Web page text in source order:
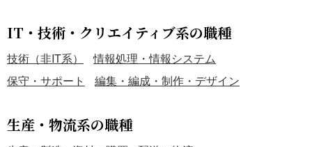
IT・技術・クリエイティブ系の職種
技術（非IT系）
情報処理・情報システム
保守・サポート
編集・編成・制作・デザイン
生産・物流系の職種